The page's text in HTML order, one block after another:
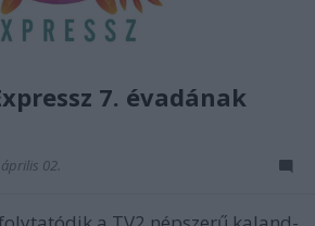
7. évadának
02.